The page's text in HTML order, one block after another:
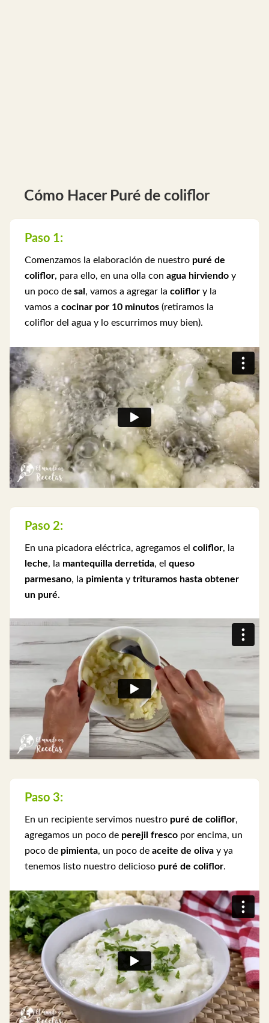
Cómo Hacer Puré de coliflor
Paso 1:
Comenzamos la elaboración de nuestro puré de
coliflor, para ello, en una olla con agua hirviendo y
un poco de sal , vamos a agregar la coliflor y la
vamos a cocinar por 10 minutos (retiramos la
coliflor del agua y lo escurrimos muy bien).
Paso 2:
En una picadora eléctrica, agregamos el coliflor, la
leche, la mantequilla derretida, el queso
parmesano, la pimienta y trituramos hasta obtener
un puré.
Paso 3:
En un recipiente servimos nuestro puré de coliflor,
agregamos un poco de perejil fresco por encima, un
poco de pimienta, un poco de aceite de oliva y ya
tenemos listo nuestro delicioso puré de coliflor.